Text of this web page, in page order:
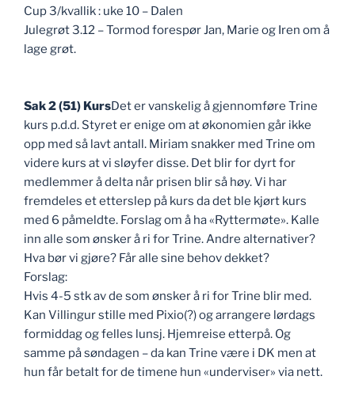
Cup 3/kvallik : uke 10 – Dalen
Julegrøt 3.12 – Tormod forespør Jan, Marie og Iren om å
lage grøt.
Sak 2 (51) KursDet er vanskelig å gjennomføre Trine
kurs p.d.d. Styret er enige om at økonomien går ikke
opp med så lavt antall. Miriam snakker med Trine om
videre kurs at vi sløyfer disse. Det blir for dyrt for
medlemmer å delta når prisen blir så høy. Vi har
fremdeles et etterslep på kurs da det ble kjørt kurs
med 6 påmeldte. Forslag om å ha «Ryttermøte». Kalle
inn alle som ønsker å ri for Trine. Andre alternativer?
Hva bør vi gjøre? Får alle sine behov dekket?
Forslag:
Hvis 4-5 stk av de som ønsker å ri for Trine blir med.
Kan Villingur stille med Pixio(?) og arrangere lørdags
formiddag og felles lunsj. Hjemreise etterpå. Og
samme på søndagen – da kan Trine være i DK men at
hun får betalt for de timene hun «underviser» via nett.